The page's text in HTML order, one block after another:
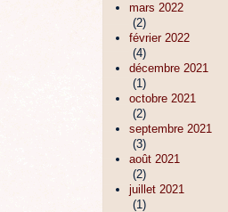
mars 2022
(2)
février 2022
(4)
décembre 2021
(1)
octobre 2021
(2)
septembre 2021
(3)
août 2021
(2)
juillet 2021
(1)